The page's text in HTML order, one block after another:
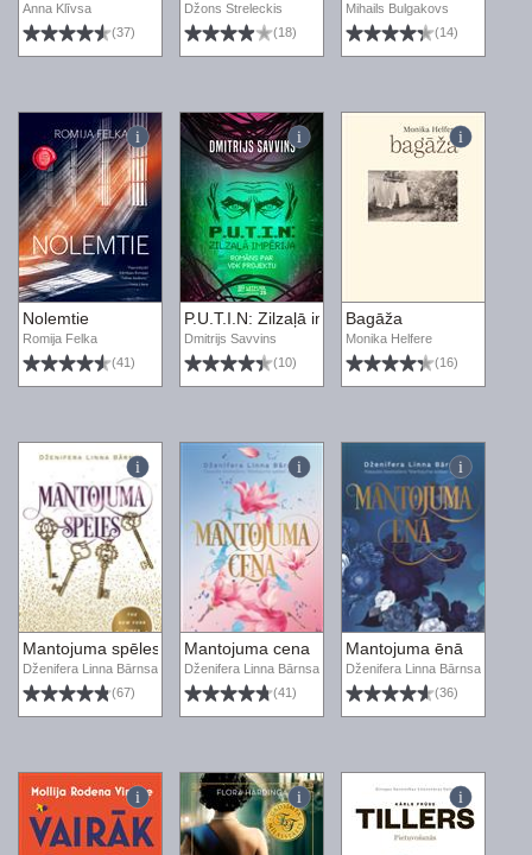
Anna Klīvsa
(37)
Džons Streleckis
(18)
Mihails Bulgakovs
(14)
Nolemtie
Romija Felka
(41)
P.U.T.I.N: Zilzaļā impērija. Romāns par VDK
Dmitrijs Savvins
(10)
Bagāža
Monika Helfere
(16)
Mantojuma spēles
Dženifera Linna Bārnsa
(67)
Mantojuma cena
Dženifera Linna Bārnsa
(41)
Mantojuma ēnā
Dženifera Linna Bārnsa
(36)